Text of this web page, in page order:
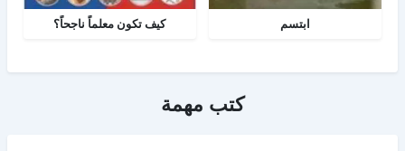
ابتسم كيف تكون معلماً ناجحاً؟
كتب مهمة